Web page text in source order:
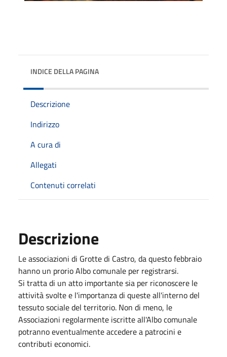
INDICE DELLA PAGINA
Descrizione
Indirizzo
A cura di
Allegati
Contenuti correlati
Descrizione
Le associazioni di Grotte di Castro, da questo febbraio
hanno un prorio Albo comunale per registrarsi.
Si tratta di un atto importante sia per riconoscere le
attività svolte e l'importanza di queste all'interno del
tessuto sociale del territorio. Non di meno, le
Associazioni regolarmente iscritte all'Albo comunale
potranno eventualmente accedere a patrocini e
contributi economici.